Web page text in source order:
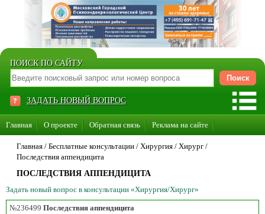
ПОИСК ПО САЙТУ:
ЗАДАТЬ НОВЫЙ ВОПРОС
Главная О проекте Обратная связь Реклама на сайте
Стать консультантом нашего сайта
Главная / Бесплатные консультации / Хирургия / Хирург /
Последствия аппендицита
ПОСЛЕДСТВИЯ АППЕНДИЦИТА
Задать новый вопрос в консультации «Хирургия/Хирург»
№236499 Последствия аппендицита